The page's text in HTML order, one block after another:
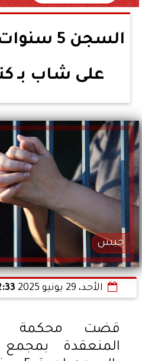
السجن 5
على شاب بـ
حبس
الأحد، 29 يونيو 2025
قضت محكمة
المنعقدة